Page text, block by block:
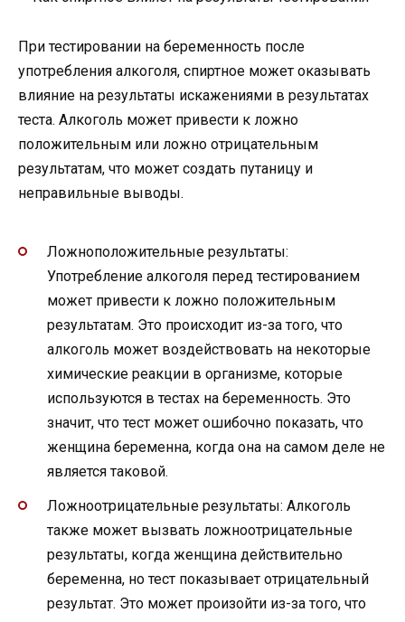
При тестировании на беременность после
употребления алкоголя, спиртное может оказывать
влияние на результаты искажениями в результатах
теста. Алкоголь может привести к ложно
положительным или ложно отрицательным
результатам, что может создать путаницу и
неправильные выводы.
Ложноположительные результаты:
Употребление алкоголя перед тестированием
может привести к ложно положительным
результатам. Это происходит из-за того, что
алкоголь может воздействовать на некоторые
химические реакции в организме, которые
используются в тестах на беременность. Это
значит, что тест может ошибочно показать, что
женщина беременна, когда она на самом деле не
является таковой.
Ложноотрицательные результаты: Алкоголь
также может вызвать ложноотрицательные
результаты, когда женщина действительно
беременна, но тест показывает отрицательный
результат. Это может произойти из-за того, что